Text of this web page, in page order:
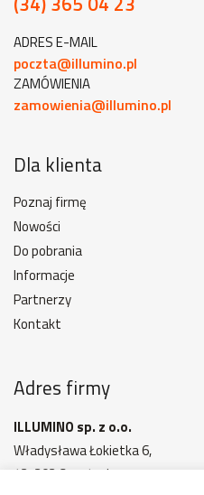
ADRES E-MAIL
poczta@illumino.pl
ZAMÓWIENIA
zamowienia@illumino.pl
Dla klienta
Poznaj firmę
Nowości
Do pobrania
Informacje
Partnerzy
Kontakt
Adres firmy
ILLUMINO sp. z o.o.
Władysława Łokietka 6,
42-202 Częstochowa